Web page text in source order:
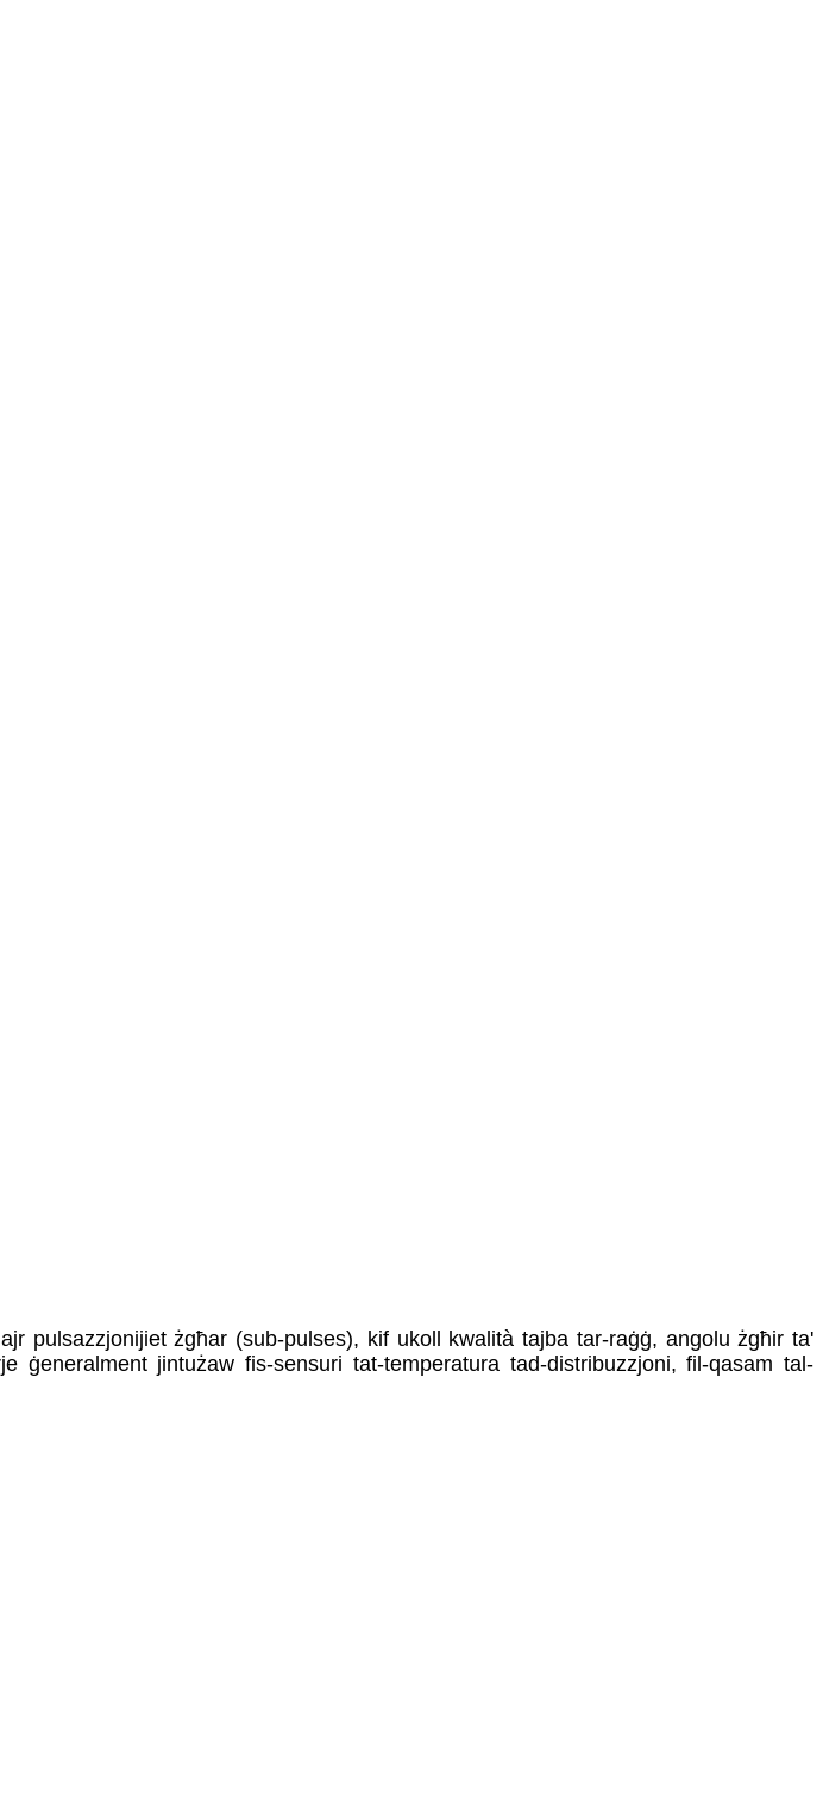
pulsazzjonijiet żgħar (sub-pulses), kif ukoll kwalità tajba tar-raġġ, angolu żgħir ta'
jintużaw fis-sensuri tat-temperatura tad-distribuzzjoni, fil-qasam tal-